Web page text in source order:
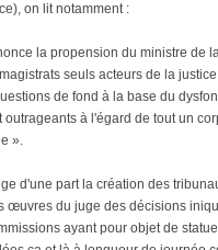
on lit notamment :
la propension du ministre de
seuls acteurs de la
de fond à la base du
outrageants à l'égard de tout un
».
d'une part la création des
œuvres du juge des décisions
ayant pour objet de